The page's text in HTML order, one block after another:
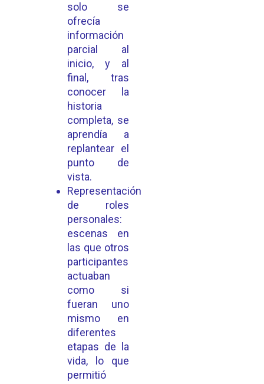
solo se
ofrecía
información
parcial al
inicio, y al
final, tras
conocer la
historia
completa, se
aprendía a
replantear el
punto de
vista.
Representación
de roles
personales:
escenas en
las que otros
participantes
actuaban
como si
fueran uno
mismo en
diferentes
etapas de la
vida, lo que
permitió